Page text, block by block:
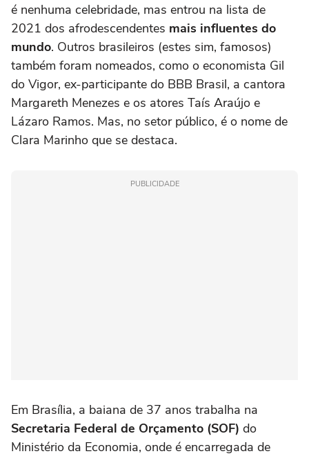
é nenhuma celebridade, mas entrou na lista de
2021 dos afrodescendentes mais influentes do
mundo. Outros brasileiros (estes sim, famosos)
também foram nomeados, como o economista Gil
do Vigor, ex-participante do BBB Brasil, a cantora
Margareth Menezes e os atores Taís Araújo e
Lázaro Ramos. Mas, no setor público, é o nome de
Clara Marinho que se destaca.
PUBLICIDADE
Em Brasília, a baiana de 37 anos trabalha na
Secretaria Federal de Orçamento (SOF) do
Ministério da Economia, onde é encarregada de